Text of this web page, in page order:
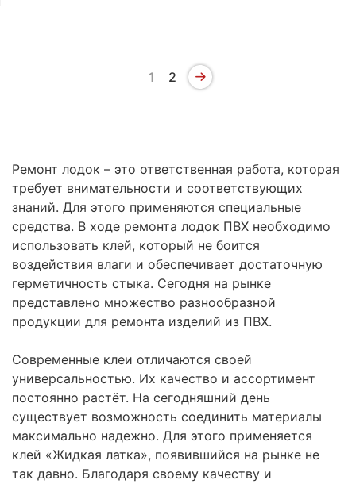
1 2
Ремонт лодок – это ответственная работа, которая
требует внимательности и соответствующих
знаний. Для этого применяются специальные
средства. В ходе ремонта лодок ПВХ необходимо
использовать клей, который не боится
воздействия влаги и обеспечивает достаточную
герметичность стыка. Сегодня на рынке
представлено множество разнообразной
продукции для ремонта изделий из ПВХ.
Современные клеи отличаются своей
универсальностью. Их качество и ассортимент
постоянно растёт. На сегодняшний день
существует возможность соединить материалы
максимально надежно. Для этого применяется
клей «Жидкая латка», появившийся на рынке не
так давно. Благодаря своему качеству и